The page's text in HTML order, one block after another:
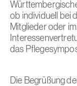
ob individuell bei
Mitglieder oder
das
Die Begrüßung